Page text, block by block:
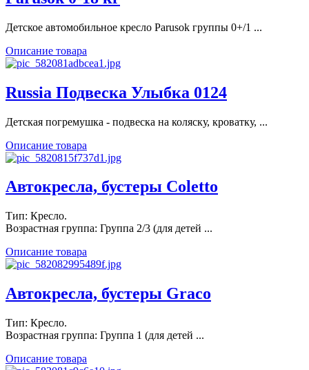
Детское автомобильное кресло Parusok группы 0+/1 ...
Описание товара
Russia Подвеска Улыбка 0124
Детская погремушка - подвеска на коляску, кроватку, ...
Описание товара
Автокресла, бустеры Coletto
Тип: Кресло.
Возрастная группа: Группа 2/3 (для детей ...
Описание товара
Автокресла, бустеры Graco
Тип: Кресло.
Возрастная группа: Группа 1 (для детей ...
Описание товара